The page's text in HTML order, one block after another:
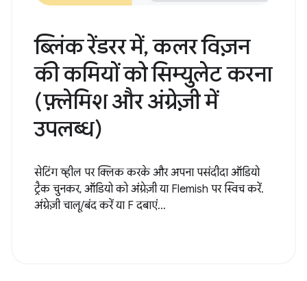
ब्लिंक रेंडरर में, कलर विज़न
की कमियों को सिम्युलेट करना
(फ़्लेमिश और अंग्रेज़ी में
उपलब्ध)
सेटिंग व्हील पर क्लिक करके और अपना पसंदीदा ऑडियो
ट्रैक चुनकर, ऑडियो को अंग्रेज़ी या Flemish पर स्विच करें.
अंग्रेज़ी चालू/बंद करें या F दबाएं...